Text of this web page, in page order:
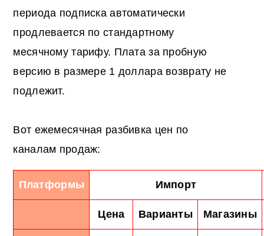
периода подписка автоматически
продлевается по стандартному
месячному тарифу. Плата за пробную
версию в размере 1 доллара возврату не
подлежит.
Вот ежемесячная разбивка цен по
каналам продаж:
Платформы Импорт
Цена Варианты Магазины